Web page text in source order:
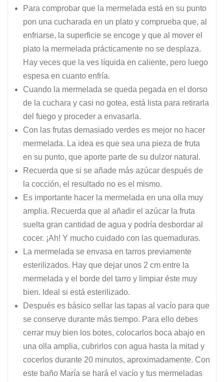
Para comprobar que la mermelada está en su punto
pon una cucharada en un plato y comprueba que, al
enfriarse, la superficie se encoge y que al mover el
plato la mermelada prácticamente no se desplaza.
Hay veces que la ves líquida en caliente, pero luego
espesa en cuanto enfría.
Cuando la mermelada se queda pegada en el dorso
de la cuchara y casi no gotea, está lista para retirarla
del fuego y proceder a envasarla.
Con las frutas demasiado verdes es mejor no hacer
mermelada. La idea es que sea una pieza de fruta
en su punto, que aporte parte de su dulzor natural.
Recuerda que si se añade más azúcar después de
la cocción, el resultado no es el mismo.
Es importante hacer la mermelada en una olla muy
amplia. Recuerda que al añadir el azúcar la fruta
suelta gran cantidad de agua y podría desbordar al
cocer. ¡Ah! Y mucho cuidado con las quemaduras.
La mermelada se envasa en tarros previamente
esterilizados. Hay que dejar unos 2 cm entre la
mermelada y el borde del tarro y limpiar éste muy
bien. Ideal si está esterilizado.
Después es básico sellar las tapas al vacío para que
se conserve durante más tiempo. Para ello debes
cerrar muy bien los botes, colocarlos boca abajo en
una olla amplia, cubrirlos con agua hasta la mitad y
cocerlos durante 20 minutos, aproximadamente. Con
este baño María se hará el vacío y tus mermeladas